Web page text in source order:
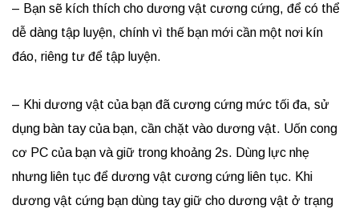
– Bạn sẽ kích thích cho dương vật cương cứng, để có thể
dễ dàng tập luyện, chính vì thế bạn mới cần một nơi kín
đáo, riêng tư để tập luyện.
– Khi dương vật của bạn đã cương cứng mức tối đa, sử
dụng bàn tay của bạn, cần chặt vào dương vật. Uốn cong
cơ PC của bạn và giữ trong khoảng 2s. Dùng lực nhẹ
nhưng liên tục để dương vật cương cứng liên tục. Khi
dương vật cứng bạn dùng tay giữ cho dương vật ở trạng